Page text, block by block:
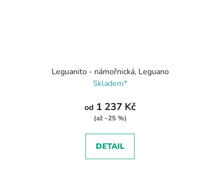
Leguanito - námořnická, Leguano
Skladem*
od 1 237 Kč
(až –25 %)
DETAIL